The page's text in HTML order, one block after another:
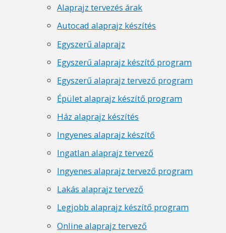
Alaprajz tervezés árak
Autocad alaprajz készítés
Egyszerű alaprajz
Egyszerű alaprajz készítő program
Egyszerű alaprajz tervező program
Épület alaprajz készítő program
Ház alaprajz készítés
Ingyenes alaprajz készítő
Ingatlan alaprajz tervező
Ingyenes alaprajz tervező program
Lakás alaprajz tervező
Legjobb alaprajz készítő program
Online alaprajz tervező